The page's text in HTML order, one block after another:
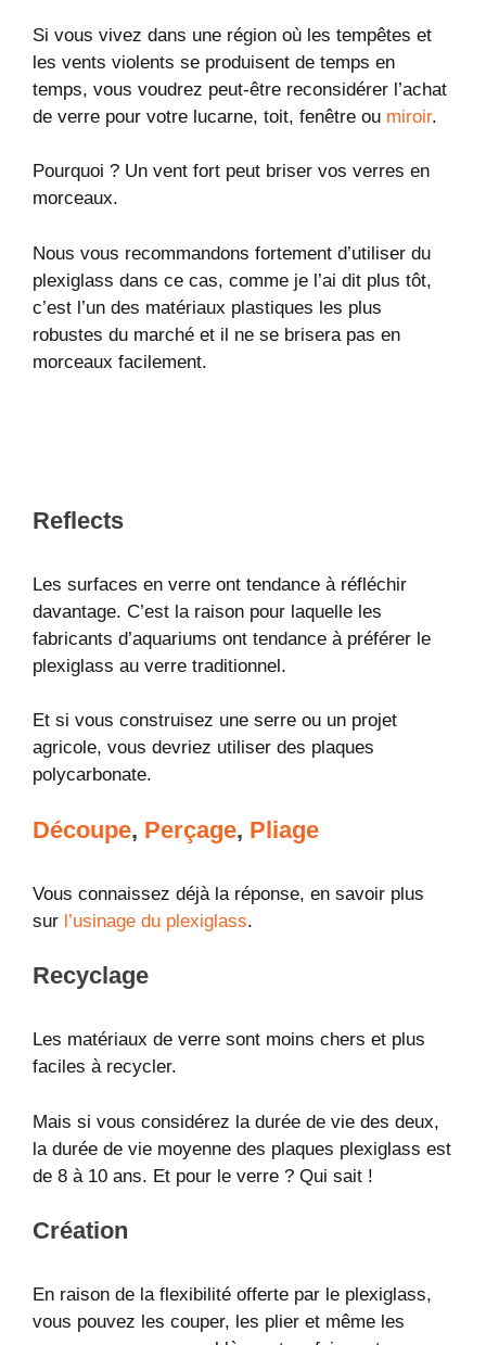
Si vous vivez dans une région où les tempêtes et
les vents violents se produisent de temps en
temps, vous voudrez peut-être reconsidérer l’achat
de verre pour votre lucarne, toit, fenêtre ou miroir.
Pourquoi ? Un vent fort peut briser vos verres en
morceaux.
Nous vous recommandons fortement d’utiliser du
plexiglass dans ce cas, comme je l’ai dit plus tôt,
c’est l’un des matériaux plastiques les plus
robustes du marché et il ne se brisera pas en
morceaux facilement.
Reflects
Les surfaces en verre ont tendance à réfléchir
davantage. C’est la raison pour laquelle les
fabricants d’aquariums ont tendance à préférer le
plexiglass au verre traditionnel.
Et si vous construisez une serre ou un projet
agricole, vous devriez utiliser des plaques
polycarbonate.
Découpe, Perçage, Pliage
Vous connaissez déjà la réponse, en savoir plus
sur l’usinage du plexiglass.
Recyclage
Les matériaux de verre sont moins chers et plus
faciles à recycler.
Mais si vous considérez la durée de vie des deux,
la durée de vie moyenne des plaques plexiglass est
de 8 à 10 ans. Et pour le verre ? Qui sait !
Création
En raison de la flexibilité offerte par le plexiglass,
vous pouvez les couper, les plier et même les